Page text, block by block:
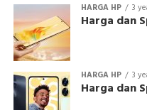
HARGA HP 3
Harga dan
HARGA HP 3
Harga dan